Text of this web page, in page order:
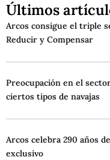
Últimos
Arcos consigue el triple
Reducir y Compensar
Preocupación en el
ciertos tipos de navajas
Arcos celebra 290 años
exclusivo